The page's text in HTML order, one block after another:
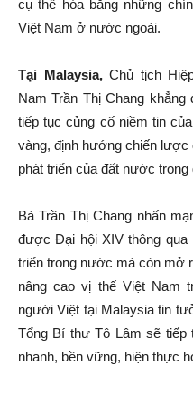
cụ thể hóa bằng những
Việt Nam ở nước ngoài.
Tại Malaysia,Chủ tịch
Nam Trần Thị Chang
tiếp tục củng cố niềm tin
vàng, định hướng chiến lược
phát triển của đất nước trong
Bà Trần Thị Chang nhấn
được Đại hội XIV thông qua
triển trong nước mà còn mở
nâng cao vị thế Việt Nam
người Việt tại Malaysia tin
Tổng Bí thư Tô Lâm sẽ tiếp
nhanh, bền vững, hiện thực